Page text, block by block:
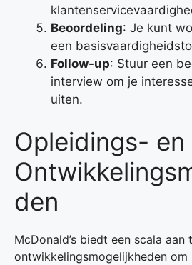
Beoordeling: Je kunt
een
Follow-up: Stuur een
interview om je
uiten.
Opleidings- en
den
McDonald’s biedt een scala aan
ontwikkelingsmogelijkheden om